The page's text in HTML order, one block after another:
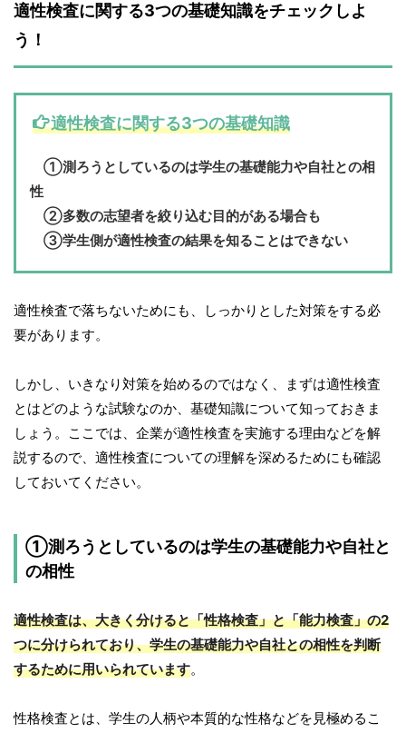
適性検査に関する3つの基礎知識をチェックしよ
う！
適性検査に関する3つの基礎知識
①測ろうとしているのは学生の基礎能力や自社との相
性
②多数の志望者を絞り込む目的がある場合も
③学生側が適性検査の結果を知ることはできない
適性検査で落ちないためにも、しっかりとした対策をする必
要があります。
しかし、いきなり対策を始めるのではなく、まずは適性検査
とはどのような試験なのか、基礎知識について知っておきま
しょう。ここでは、企業が適性検査を実施する理由などを解
説するので、適性検査についての理解を深めるためにも確認
しておいてください。
①測ろうとしているのは学生の基礎能力や自社と
の相性
適性検査は、大きく分けると「性格検査」と「能力検査」の2
つに分けられており、学生の基礎能力や自社との相性を判断
するために用いられています。
性格検査とは、学生の人柄や本質的な性格などを見極めるこ